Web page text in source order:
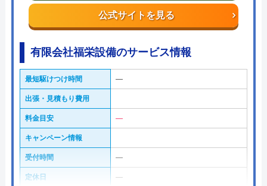
公式サイトを見る
有限会社福栄設備のサービス情報
最短駆けつけ時間 ―
出張・見積もり費用
料金目安 ―
キャンペーン情報
受付時間 ―
定休日 ―